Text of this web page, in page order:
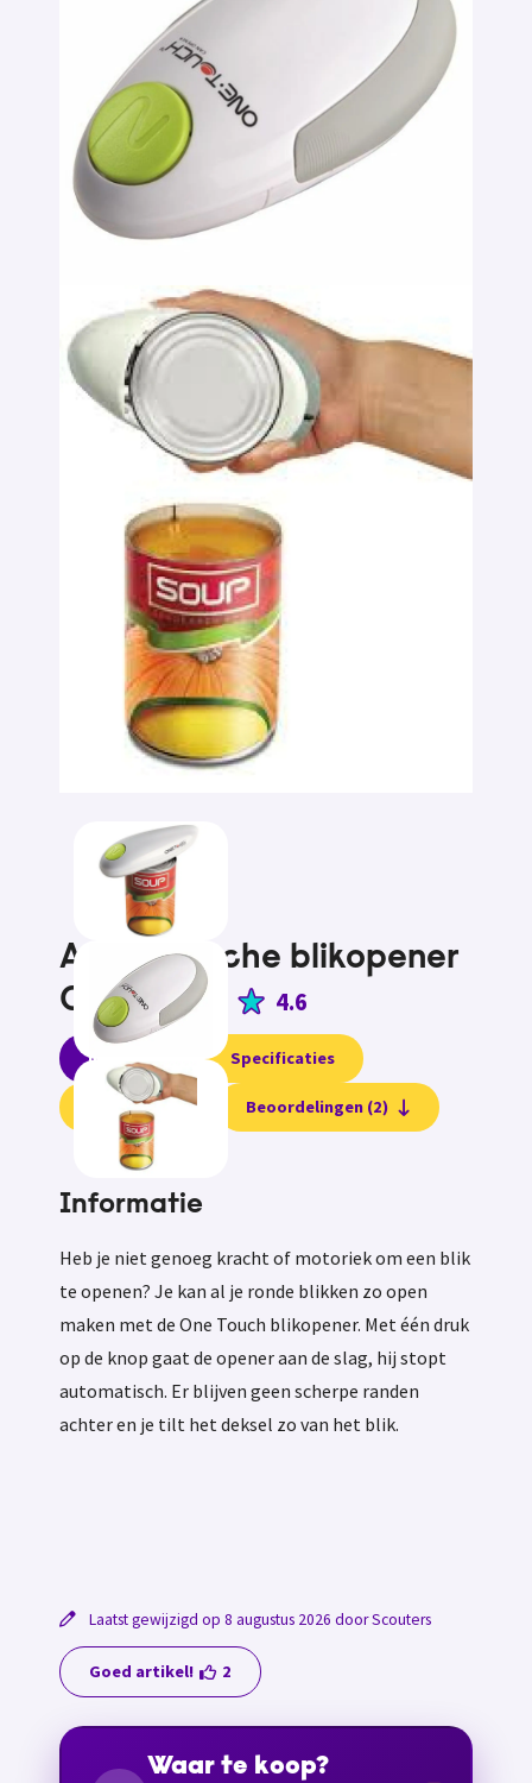
Automatische blikopener
One Touch
4.6
Informatie Specificaties
Testvideo Beoordelingen (2)
Informatie
Heb je niet genoeg kracht of motoriek om een blik
te openen? Je kan al je ronde blikken zo open
maken met de One Touch blikopener. Met één druk
op de knop gaat de opener aan de slag, hij stopt
automatisch. Er blijven geen scherpe randen
achter en je tilt het deksel zo van het blik.
Laatst gewijzigd op 8 augustus 2026 door Scouters
Goed artikel! 2
Waar te koop?